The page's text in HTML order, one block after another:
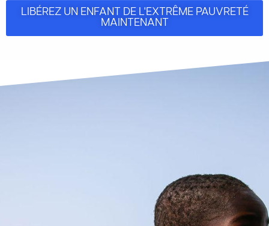
LIBÉREZ UN ENFANT DE L'EXTRÊME PAUVRETÉ
MAINTENANT